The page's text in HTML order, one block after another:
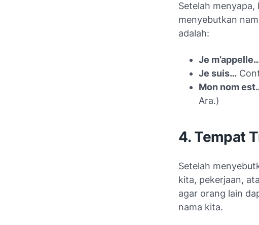
Setelah
menyebutkan
adalah:
Je m’appelle
Je suis…
Mon nom est
Ara.)
4. Tempat
Setelah
kita, pekerjaan,
agar orang lain
nama kita.